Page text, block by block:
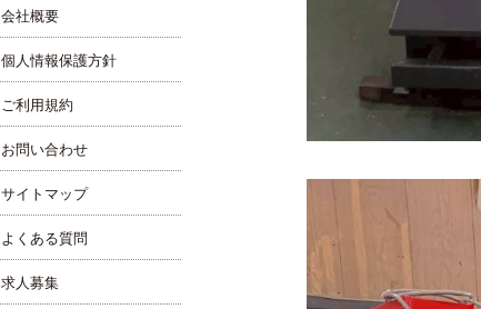
会社概要
個人情報保護方針
ご利用規約
お問い合わせ
サイトマップ
よくある質問
求人募集